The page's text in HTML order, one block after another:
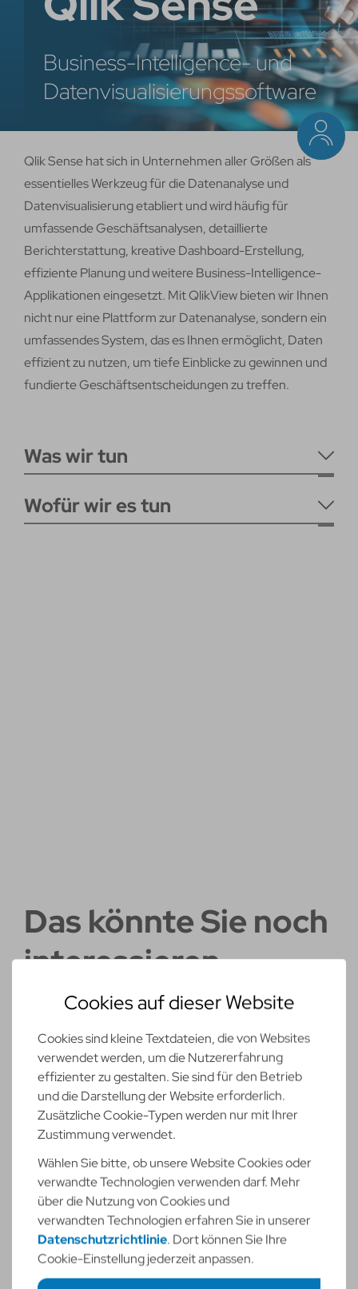
Business-Intelligence- und
Datenvisualisierungssoftware
Qlik Sense hat sich in Unternehmen aller Größen als
essentielles Werkzeug für die Datenanalyse und
Datenvisualisierung etabliert und wird häufig für
umfassende Geschäftsanalysen, detaillierte
Berichterstattung, kreative Dashboard-Erstellung,
effiziente Planung und weitere Business-Intelligence-
Applikationen eingesetzt. Mit QlikView bieten wir Ihnen
nicht nur eine Plattform zur Datenanalyse, sondern ein
umfassendes System, das es Ihnen ermöglicht, Daten
effizient zu nutzen, um tiefe Einblicke zu gewinnen und
fundierte Geschäftsentscheidungen zu treffen.
Was wir tun
Wofür wir es tun
Das könnte Sie noch
interessieren
EFL-Kundenmanager
Datenvisualisierung für Energieversorger und
Cookies auf dieser Website
Cookies sind kleine Textdateien, die von Websites
verwendet werden, um die Nutzererfahrung
effizienter zu gestalten. Sie sind für den Betrieb
und die Darstellung der Website erforderlich.
Zusätzliche Cookie-Typen werden nur mit Ihrer
Zustimmung verwendet.
Wählen Sie bitte, ob unsere Website Cookies oder
verwandte Technologien verwenden darf. Mehr
über die Nutzung von Cookies und
verwandten Technologien erfahren Sie in unserer
Datenschutzrichtlinie. Dort können Sie Ihre
Cookie-Einstellung jederzeit anpassen.